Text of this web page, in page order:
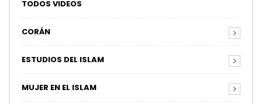
TODOS VIDEOS
CORÁN
ESTUDIOS DEL ISLAM
MUJER EN EL ISLAM